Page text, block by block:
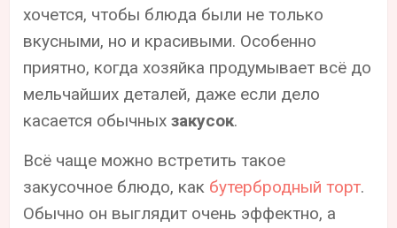
хочется, чтобы блюда были не только
вкусными, но и красивыми. Особенно
приятно, когда хозяйка продумывает всё до
мельчайших деталей, даже если дело
касается обычныхзакусок.
Всё чаще можно встретить такое
закусочное блюдо, как бутербродный торт.
Обычно он выглядит очень эффектно, а